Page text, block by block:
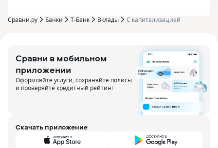
Сравни.ру Банки Т-Банк Вклады С капитализацией
Сравни в мобильном
приложении
Оформляйте услуги, сохраняйте полисы
и проверяйте кредитный рейтинг
Скачать приложение